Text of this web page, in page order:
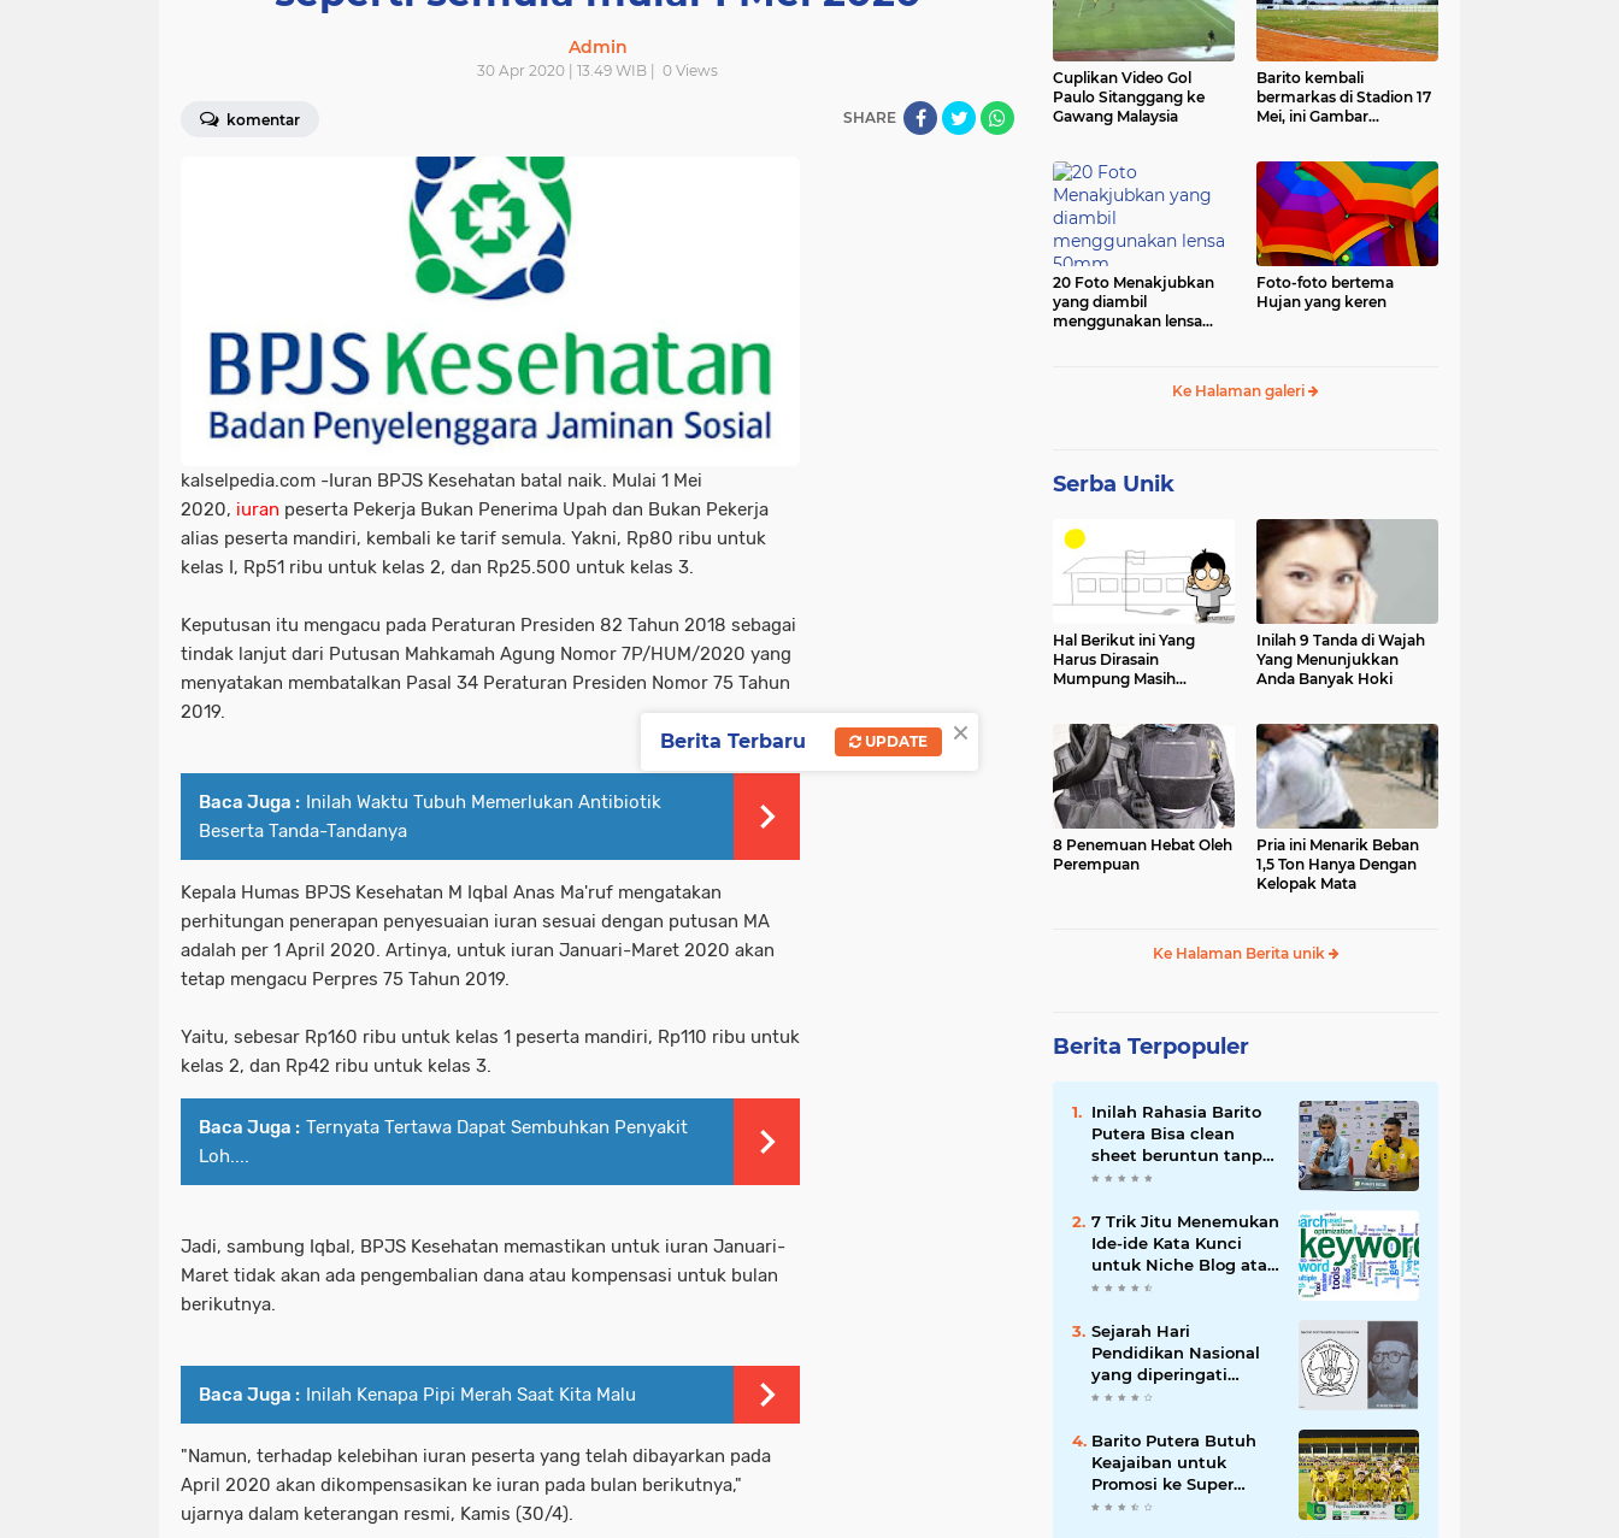
Admin
30 Apr 2020 | 13.49 WIB | 0 Views
komentar SHARE
kalselpedia.com -Iuran BPJS Kesehatan batal naik. Mulai 1 Mei
2020, iuran peserta Pekerja Bukan Penerima Upah dan Bukan Pekerja
alias peserta mandiri, kembali ke tarif semula. Yakni, Rp80 ribu untuk
kelas I, Rp51 ribu untuk kelas 2, dan Rp25.500 untuk kelas 3.
Keputusan itu mengacu pada Peraturan Presiden 82 Tahun 2018 sebagai
tindak lanjut dari Putusan Mahkamah Agung Nomor 7P/HUM/2020 yang
menyatakan membatalkan Pasal 34 Peraturan Presiden Nomor 75 Tahun
2019.
Baca Juga : Inilah Waktu Tubuh Memerlukan Antibiotik
Beserta Tanda-Tandanya
Kepala Humas BPJS Kesehatan M Iqbal Anas Ma'ruf mengatakan
perhitungan penerapan penyesuaian iuran sesuai dengan putusan MA
adalah per 1 April 2020. Artinya, untuk iuran Januari-Maret 2020 akan
tetap mengacu Perpres 75 Tahun 2019.
Yaitu, sebesar Rp160 ribu untuk kelas 1 peserta mandiri, Rp110 ribu untuk
kelas 2, dan Rp42 ribu untuk kelas 3.
Baca Juga : Ternyata Tertawa Dapat Sembuhkan Penyakit
Loh....
Jadi, sambung Iqbal, BPJS Kesehatan memastikan untuk iuran Januari-
Maret tidak akan ada pengembalian dana atau kompensasi untuk bulan
berikutnya.
Baca Juga : Inilah Kenapa Pipi Merah Saat Kita Malu
"Namun, terhadap kelebihan iuran peserta yang telah dibayarkan pada
April 2020 akan dikompensasikan ke iuran pada bulan berikutnya,"
ujarnya dalam keterangan resmi, Kamis (30/4).
Cuplikan Video Gol
Paulo Sitanggang ke
Gawang Malaysia
Barito kembali
bermarkas di Stadion 17
Mei, ini Gambar
20 Foto Menakjubkan
yang diambil
menggunakan lensa
Foto-foto bertema
Hujan yang keren
Ke Halaman galeri
Serba Unik
Hal Berikut ini Yang
Harus Dirasain
Mumpung Masih
Inilah 9 Tanda di Wajah
Yang Menunjukkan
Anda Banyak Hoki
8 Penemuan Hebat Oleh
Perempuan
Pria ini Menarik Beban
1,5 Ton Hanya Dengan
Kelopak Mata
Ke Halaman Berita unik
Berita Terpopuler
Inilah Rahasia Barito
Putera Bisa clean
sheet beruntun tanpa
Kebobolan Hingga
7 Trik Jitu Menemukan
Ide-ide Kata Kunci
untuk Niche Blog atau
Website Kita
Sejarah Hari
Pendidikan Nasional
yang diperingati
setiap 2 Mei
Barito Putera Butuh
Keajaiban untuk
Promosi ke Super
League Musim Depan,
×
Berita Terbaru UPDATE